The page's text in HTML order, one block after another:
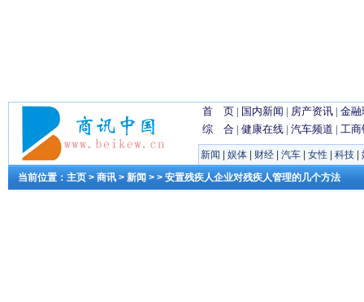
首 页 | 国内新闻 | 房产资讯 | 金融
综 合 | 健康在线 | 汽车频道 | 工商
新闻 娱体 财经 汽车 女性 科技
当前位置： 主页 > 商讯 > 新闻 > > 安置残疾人企业对残疾人管理的几个方法